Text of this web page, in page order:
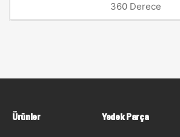
360 Derece
Ürünler Yedek Parça